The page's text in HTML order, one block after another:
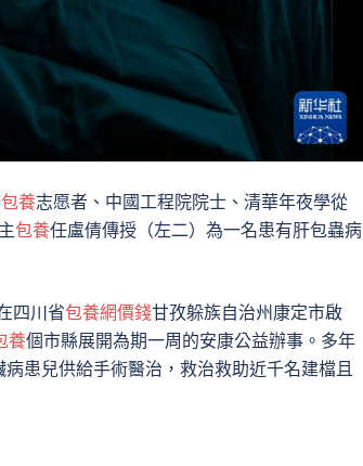
包養志愿者、中國工程院院士、清華年夜學從
包養任盧倩傳授（左二）為一名患有肝包蟲病
四川省包養網價錢甘孜躲族自治州康定市啟
養個市縣展開為期一周的安康公益辦事。多年
患兒供給手術醫治，救治救助近千名建檔且